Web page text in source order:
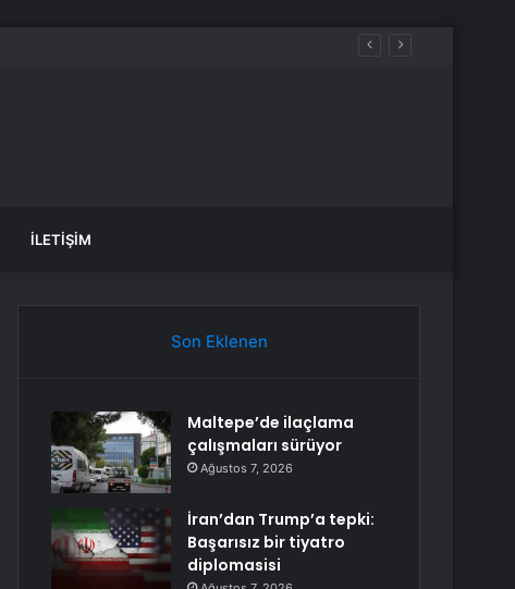
İLETIŞIM
Son Eklenen
Maltepe’de ilaçlama
çalışmaları sürüyor
Ağustos 7, 2026
İran’dan Trump’a tepki:
Başarısız bir tiyatro
diplomasisi